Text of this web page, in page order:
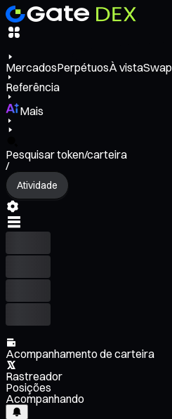
MercadosPerpétuosÀ vistaSwap
Referência
Mais
Pesquisar token/carteira
/
Atividade
Acompanhamento de carteira
Rastreador
Posições
Acompanhando